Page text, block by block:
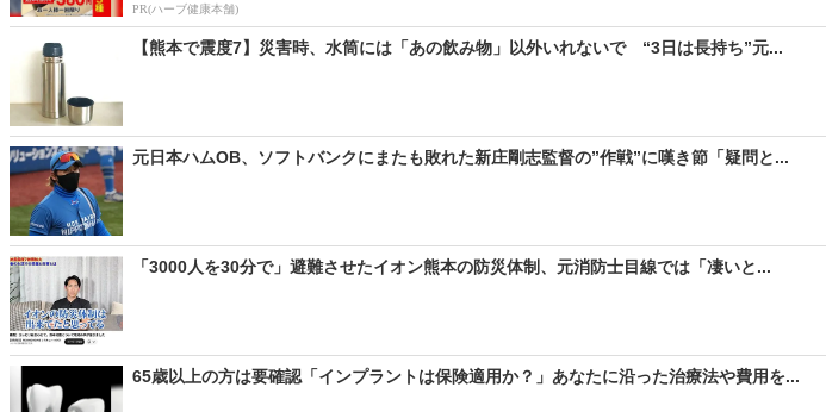
PR(ハーブ健康本舗)
【熊本で震度7】災害時、水筒には「あの飲み物」以外いれないで “3日は長持ち”元...
元日本ハムOB、ソフトバンクにまたも敗れた新庄剛志監督の”作戦”に嘆き節「疑問と...
「3000人を30分で」避難させたイオン熊本の防災体制、元消防士目線では「凄いと...
65歳以上の方は要確認「インプラントは保険適用か？」あなたに沿った治療法や費用を...